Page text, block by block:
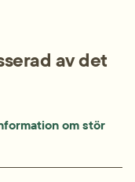
av det
om stör